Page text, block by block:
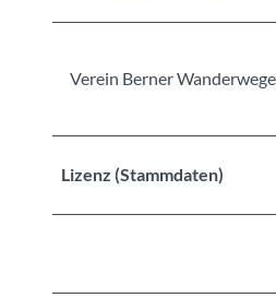
Verein Berner
Lizenz (Stammdaten)